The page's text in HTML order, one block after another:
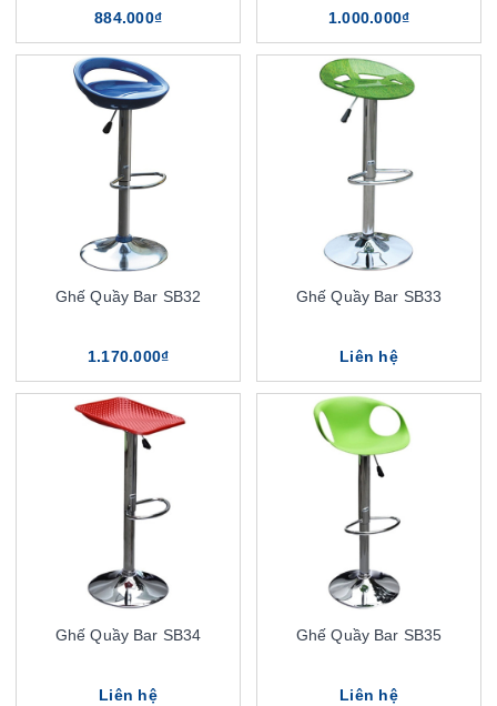
884.000₫ 1.000.000₫
Ghế Quầy Bar SB32
1.170.000₫
Ghế Quầy Bar SB33
Liên hệ
Ghế Quầy Bar SB34
Liên hệ
Ghế Quầy Bar SB35
Liên hệ